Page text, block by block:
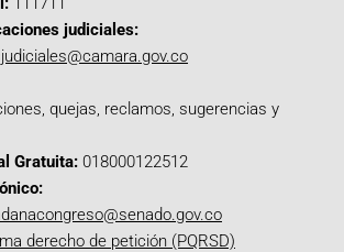
judiciales:
quejas, reclamos, sugerencias y
Gratuita: 018000122512
derecho de petición (PQRSD)